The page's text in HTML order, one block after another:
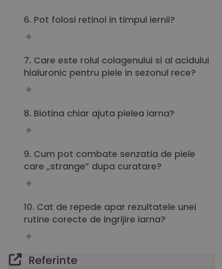
6. Pot folosi retinol in timpul iernii?
7. Care este rolul colagenului si al acidului
hialuronic pentru piele in sezonul rece?
8. Biotina chiar ajuta pielea iarna?
9. Cum pot combate senzatia de piele
care „strange” dupa curatare?
10. Cat de repede apar rezultatele unei
rutine corecte de ingrijire iarna?
Referinte